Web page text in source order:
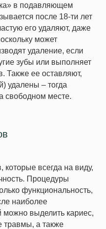
в подавляющем
после 18-ти лет
его удаляют, даже
может
удаление, если
зубы или выполняет
Также ее оставляют,
удалены – тогда
свободном месте.
которые всегда на виду,
Процедуры
функциональность,
наиболее
можно выделить кариес,
травмы, а также